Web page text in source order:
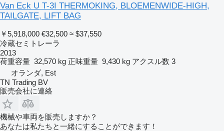
Van Eck U T-3I THERMOKING, BLOEMENWIDE-HIGH,
TAILGATE, LIFT BAG
￥5,918,000 €32,500 ≈ $37,550
冷蔵セミトレーラ
2013
荷重容量 32,570 kg 正味重量 9,430 kg アクスル数 3
オランダ, Est
TN Trading BV
販売会社に連絡
機械や車両を販売しますか？
あなたは私たちと一緒にすることができます！